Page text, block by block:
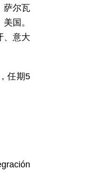
萨尔瓦
国。
、意大
任期5